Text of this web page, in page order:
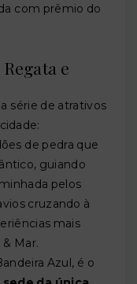
com prêmio do
e
série de atrativos
de pedra que
guiando
pelos
cruzando à
mais
Mar.
Azul, é o